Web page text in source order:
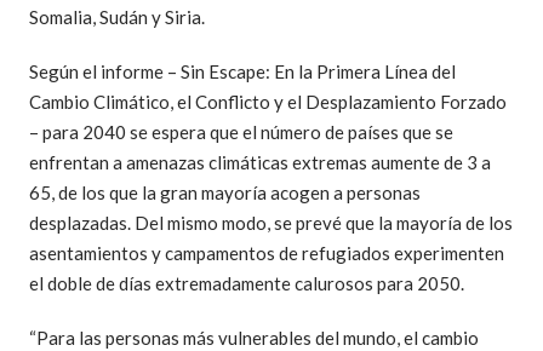
Somalia, Sudán y Siria.
Según el informe – Sin Escape: En la Primera Línea del
Cambio Climático, el Conflicto y el Desplazamiento Forzado
– para 2040 se espera que el número de países que se
enfrentan a amenazas climáticas extremas aumente de 3 a
65, de los que la gran mayoría acogen a personas
desplazadas. Del mismo modo, se prevé que la mayoría de los
asentamientos y campamentos de refugiados experimenten
el doble de días extremadamente calurosos para 2050.
“Para las personas más vulnerables del mundo, el cambio